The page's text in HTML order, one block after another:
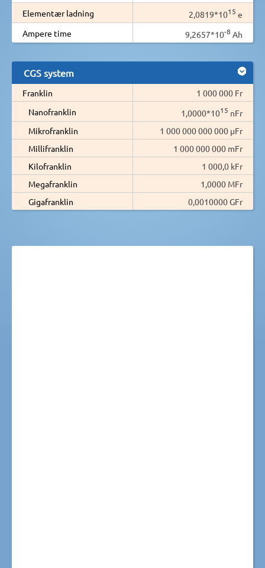
Elementær ladning
2,0819*1015 e
Ampere time
9,2657*10-8 Ah
CGS system
Franklin
1 000 000 Fr
Nanofranklin
1,0000*1015 nFr
Mikrofranklin
1 000 000 000 000 µFr
Millifranklin
1 000 000 000 mFr
Kilofranklin
1 000,0 kFr
Megafranklin
1,0000 MFr
Gigafranklin
0,0010000 GFr